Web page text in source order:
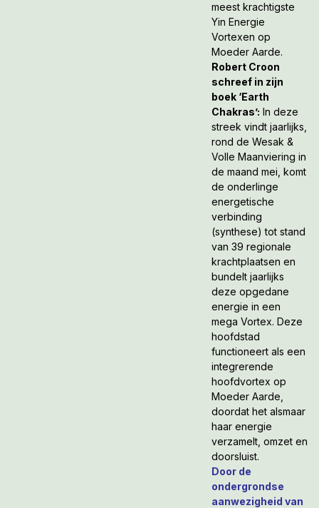
meest krachtigste
Yin Energie
Vortexen op
Moeder Aarde.
Robert Croon
schreef in zijn
boek ‘Earth
Chakras’: In deze
streek vindt jaarlijks,
rond de Wesak &
Volle Maanviering in
de maand mei, komt
de onderlinge
energetische
verbinding
(synthese) tot stand
van 39 regionale
krachtplaatsen en
bundelt jaarlijks
deze opgedane
energie in een
mega Vortex. Deze
hoofdstad
functioneert als een
integrerende
hoofdvortex op
Moeder Aarde,
doordat het alsmaar
haar energie
verzamelt, omzet en
doorsluist.
Door de
ondergrondse
aanwezigheid van